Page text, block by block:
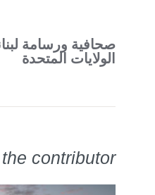
صحافية ورسامة
الولايات المتحدة
contributor